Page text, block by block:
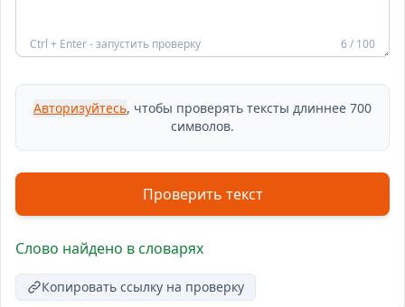
Ctrl + Enter - запустить проверку 6 / 100
Авторизуйтесь, чтобы проверять тексты длиннее 700
символов.
Проверить текст
Слово найдено в словарях
Копировать ссылку на проверку